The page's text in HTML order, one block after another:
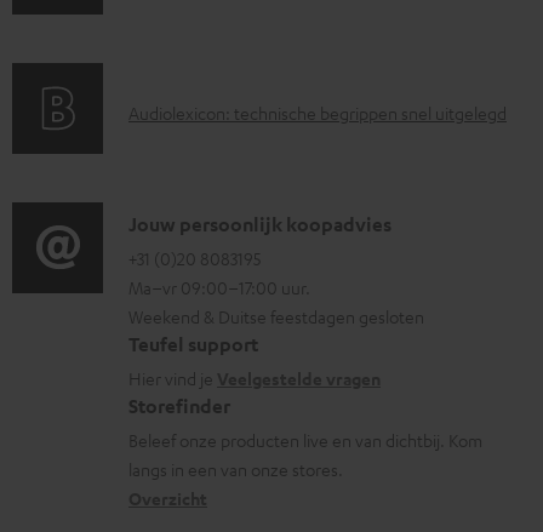
n
r
m
a
t
i
e
n
e
i
n
f
o
r
m
a
A
i
o
g
l
o
s
s
a
Audiolexicon: technische begrippen snel uitgelegd
C
o
n
t
a
c
t
i
Jouw persoonlijk koopadvies
+31 (0)20 8083195
Ma–vr 09:00–17:00 uur.
Weekend & Duitse feestdagen gesloten
Teufel support
Hier vind je
Storefinder
Beleef onze producten live en van dichtbij. Kom
langs in een van onze stores.